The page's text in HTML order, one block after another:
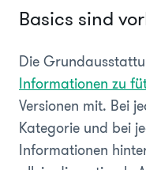
Basics sind
Die
Informationen zu
Versionen mit. Bei
Kategorie und bei
Informationen